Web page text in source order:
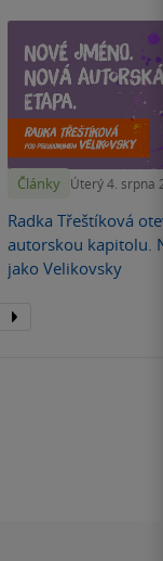
Články Úterý 4. srpna
Radka Třeštíková
autorskou kapitolu.
jako Velikovsky